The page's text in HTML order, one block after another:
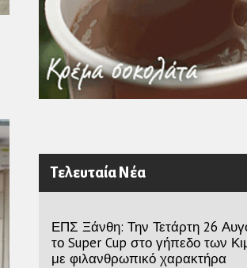
Τελευταία Νέα
ΕΠΣ Ξάνθη: Την Τετάρτη 26
το Super Cup στο γήπεδο των
με φιλανθρωπικό χαρακτήρα